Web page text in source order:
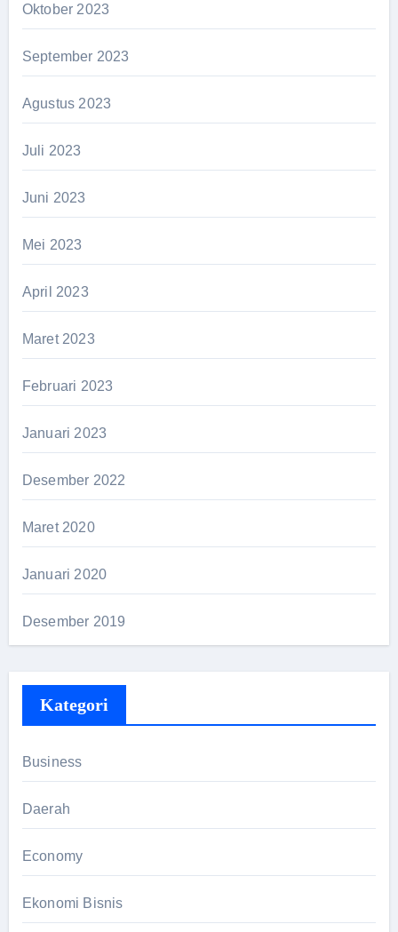
Oktober 2023
September 2023
Agustus 2023
Juli 2023
Juni 2023
Mei 2023
April 2023
Maret 2023
Februari 2023
Januari 2023
Desember 2022
Maret 2020
Januari 2020
Desember 2019
Kategori
Business
Daerah
Economy
Ekonomi Bisnis